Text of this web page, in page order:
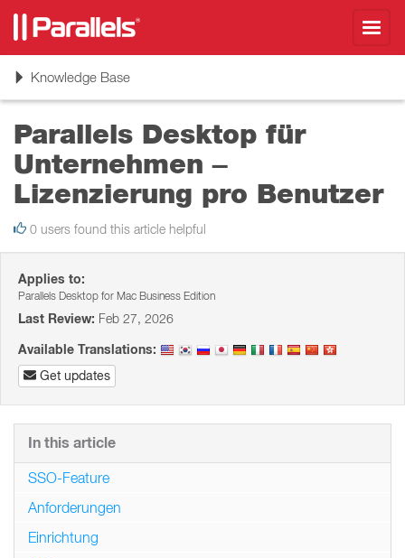
ToggleKnowledge Base
Parallels Desktop für
Unternehmen –
Lizenzierung pro Benutzer
0 users found this article helpful
Applies to:
Parallels Desktop for Mac Business Edition
Last Review: Feb 27, 2026
Available Translations:
Get updates
In this article
SSO-Feature
Anforderungen
Einrichtung